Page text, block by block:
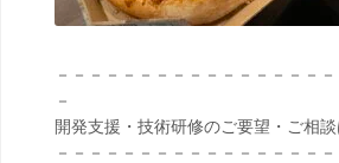
－－－－－－－－－－－－－－－－
－
開発支援・技術研修のご要望・ご相談
－－－－－－－－－－－－－－－－